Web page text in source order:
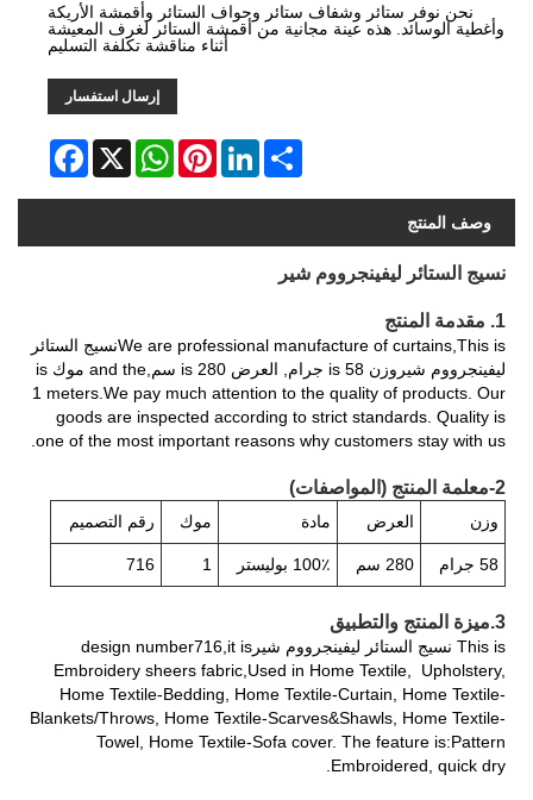
نحن نوفر ستائر وشفاف ستائر وحواف الستائر وأقمشة الأريكة
وأغطية الوسائد. هذه عينة مجانية من أقمشة الستائر لغرف المعيشة
أثناء مناقشة تكلفة التسليم
إرسال استفسار
Facebook X
WhatsAppPinterestLinkedIn Share
وصف المنتج
نسيج الستائر ليفينجرووم شير
1. مقدمة المنتج
We are professional manufacture of curtains,This isنسيج الستائر
ليفينجرووم شيروزن is 58 جرام, العرض is 280 سم,and the موك is
1 meters.We pay much attention to the quality of products. Our
goods are inspected according to strict standards. Quality is
one of the most important reasons why customers stay with us.
2-معلمة المنتج (المواصفات)
وزن العرض مادة موك رقم التصميم
58 جرام 280 سم 100٪ بوليستر 716
3.ميزة المنتج والتطبيق
This is نسيج الستائر ليفينجرووم شيرdesign number716,it is
Embroidery sheers fabric,Used in Home Textile, Upholstery,
Home Textile-Bedding, Home Textile-Curtain, Home Textile-
Blankets/Throws, Home Textile-Scarves&Shawls, Home Textile-
Towel, Home Textile-Sofa cover. The feature is:Pattern
Embroidered, quick dry.